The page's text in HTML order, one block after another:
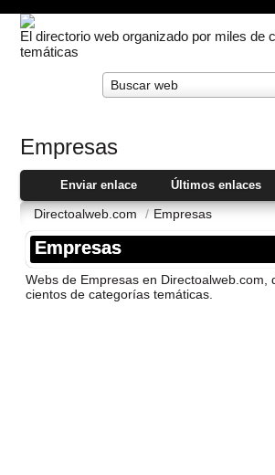
El directorio web organizado por miles de
temáticas
Buscar web
Empresas
Enviar enlace Últimos enlaces
Directoalweb.com / Empresas
Empresas
Webs de Empresas en Directoalweb.com,
cientos de categorí­as temáticas.